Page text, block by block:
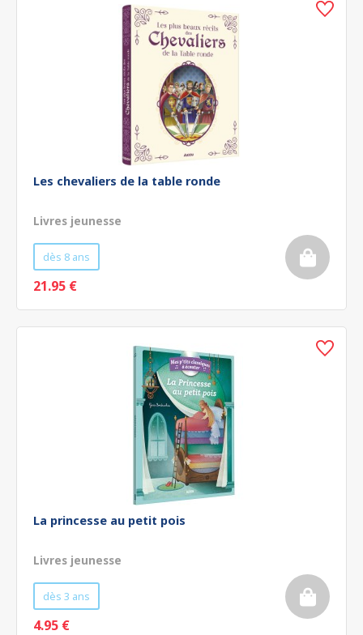
Les chevaliers de la table ronde
Livres jeunesse
dès 8 ans
21.95 €
La princesse au petit pois
Livres jeunesse
dès 3 ans
4.95 €